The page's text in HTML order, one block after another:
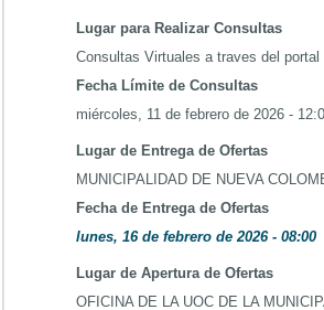
Lugar para Realizar Consultas
Consultas Virtuales a traves del portal
Fecha Límite de Consultas
miércoles, 11 de febrero de 2026 -
Lugar de Entrega de Ofertas
MUNICIPALIDAD DE NUEVA
Fecha de Entrega de Ofertas
lunes, 16 de febrero de 2026 - 08:00
Lugar de Apertura de Ofertas
OFICINA DE LA UOC DE LA